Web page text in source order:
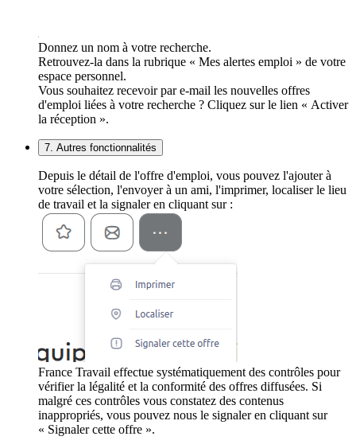
Donnez un nom à votre recherche.
Retrouvez-la dans la rubrique « Mes alertes emploi » de votre
espace personnel.
Vous souhaitez recevoir par e-mail les nouvelles offres
d'emploi liées à votre recherche ? Cliquez sur le lien « Activer
la réception ».
7. Autres fonctionnalités
Depuis le détail de l'offre d'emploi, vous pouvez l'ajouter à
votre sélection, l'envoyer à un ami, l'imprimer, localiser le lieu
de travail et la signaler en cliquant sur :
France Travail effectue systématiquement des contrôles pour
vérifier la légalité et la conformité des offres diffusées. Si
malgré ces contrôles vous constatez des contenus
inappropriés, vous pouvez nous le signaler en cliquant sur
« Signaler cette offre ».